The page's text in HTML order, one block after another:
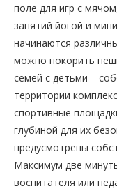
поле для игр с
занятий йогой и
начинаются
можно покорить
семей с детьми –
территории
спортивные
глубиной для их
предусмотрены
Максимум две
воспитателя или